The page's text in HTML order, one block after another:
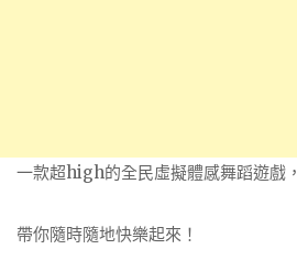
一款超high的全民虛擬體感舞蹈遊戲，
帶你隨時隨地快樂起來！